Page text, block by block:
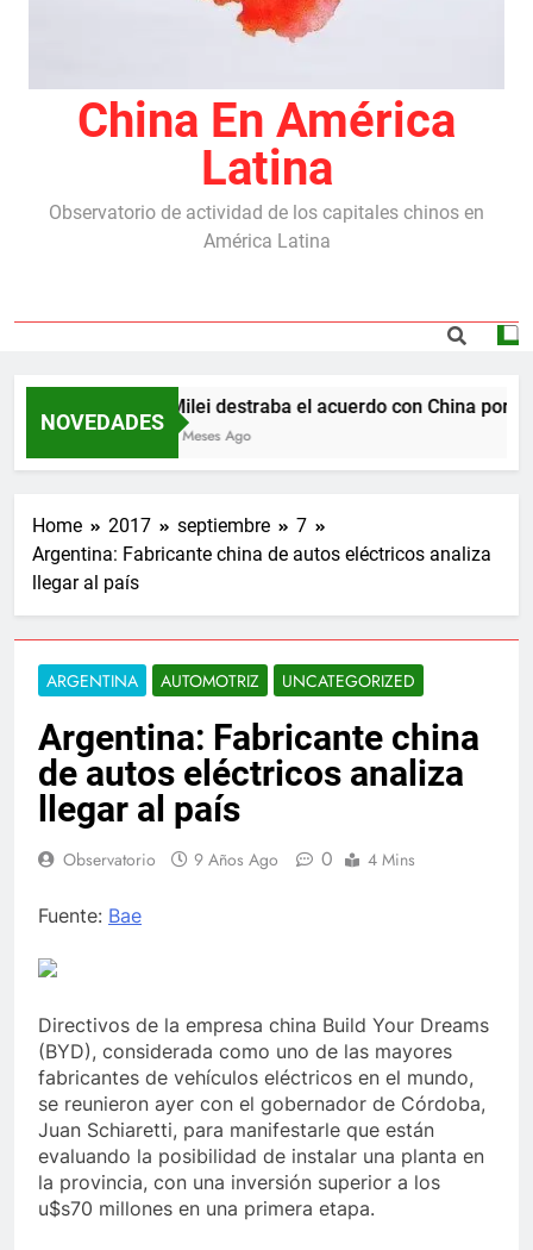
China En América
Latina
Observatorio de actividad de los capitales chinos en
América Latina
NOVEDADES
Milei destraba el acuerdo con China por
5 Meses Ago
Home 2017 septiembre
7
Argentina: Fabricante china de autos eléctricos analiza
llegar al país
ARGENTINA AUTOMOTRIZ UNCATEGORIZED
Argentina: Fabricante china
de autos eléctricos analiza
llegar al país
Observatorio 9 Años Ago 0 4 Mins
Fuente: Bae
Directivos de la empresa china Build Your Dreams
(BYD), considerada como uno de las mayores
fabricantes de vehículos eléctricos en el mundo,
se reunieron ayer con el gobernador de Córdoba,
Juan Schiaretti, para manifestarle que están
evaluando la posibilidad de instalar una planta en
la provincia, con una inversión superior a los
u$s70 millones en una primera etapa.